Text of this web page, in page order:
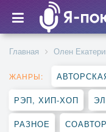
Главная Олен
ЖАНРЫ:
РЭП, ХИП-ХОП
РАЗНОЕ